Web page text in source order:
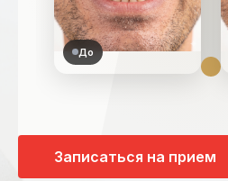
До
Записаться на прием